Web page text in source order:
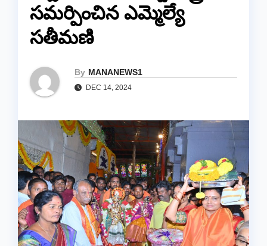
సమర్పించిన ఎమ్మెల్యే
సతీమణి
By MANANEWS1
DEC 14, 2024